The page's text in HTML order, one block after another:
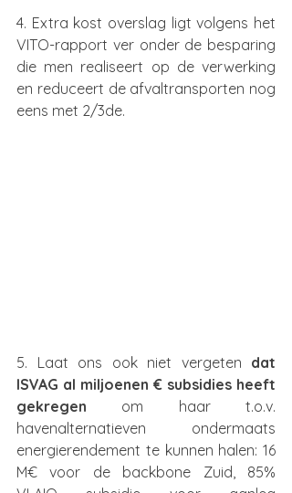
4. Extra kost overslag ligt volgens het
VITO-rapport ver onder de besparing
die men realiseert op de verwerking
en reduceert de afvaltransporten nog
eens met 2/3de.
5. Laat ons ook niet vergeten dat
ISVAG al miljoenen € subsidies heeft
gekregen om haar t.o.v.
havenalternatieven ondermaats
energierendement te kunnen halen: 16
M€ voor de backbone Zuid, 85%